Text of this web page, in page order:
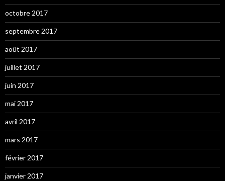
octobre 2017
septembre 2017
août 2017
juillet 2017
juin 2017
mai 2017
avril 2017
mars 2017
février 2017
janvier 2017